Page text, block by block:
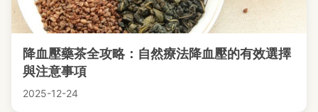
降血壓藥茶全攻略：自然療法降血壓的有效選擇
與注意事項
2025-12-24